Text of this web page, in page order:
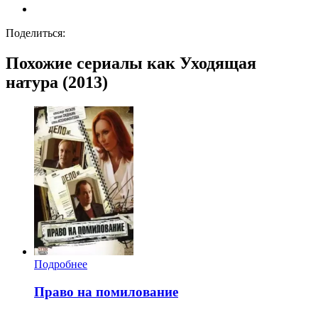
Поделиться:
Похожие сериалы как Уходящая
натура (2013)
Подробнее
Право на помилование